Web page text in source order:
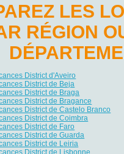
LES
RÉGION
District d'Aveiro
District de Beja
District de Braga
District de Bragance
District de Castelo Branco
District de Coimbra
District de Faro
District de Guarda
District de Leiria
District de Lisbonne